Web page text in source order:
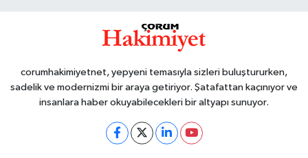
corumhakimiyetnet, yepyeni temasıyla sizleri buluştururken,
sadelik ve modernizmi bir araya getiriyor. Şatafattan kaçınıyor ve
insanlara haber okuyabilecekleri bir altyapı sunuyor.